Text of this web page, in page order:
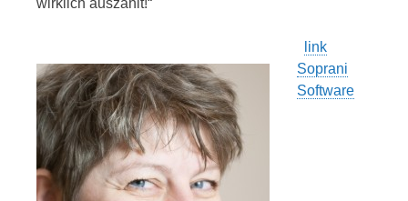
wirklich auszahlt!“
link
Soprani
Software